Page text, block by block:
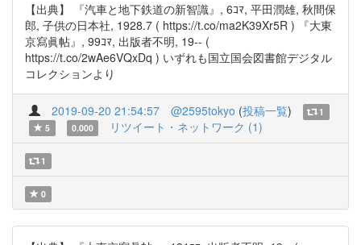
【出典】 『汽車と地下鉄道の新智識』, 6ｺﾏ, 平田潤雄, 秋間保
郎, 子供の日本社, 1928.7 ( https://t.co/ma2K39Xr5R ) 『大東
京寫眞帖』, 99ｺﾏ, 出版者不明, 19-- (
https://t.co/2wAe6VQxDq ) いずれも国立国会図書館デジタル
コレクションより
2019-09-20 21:54:57 @2595tokyo (投稿一覧)
1
5
0.000 リツイート・ネットワーク (1)
1
0